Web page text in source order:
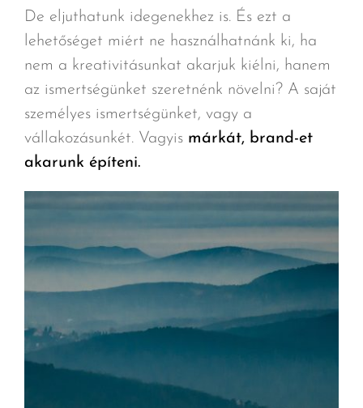
De eljuthatunk idegenekhez is. És ezt a
lehetőséget miért ne használhatnánk ki, ha
nem a kreativitásunkat akarjuk kiélni, hanem
az ismertségünket szeretnénk növelni? A saját
személyes ismertségünket, vagy a
vállakozásunkét. Vagyis márkát, brand-et
akarunk építeni.